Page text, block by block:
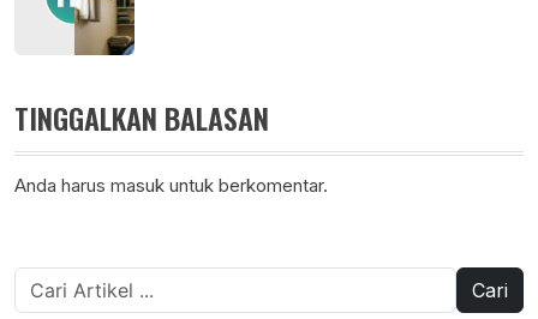
TINGGALKAN BALASAN
Anda harus masuk untuk berkomentar.
Cari
untuk: